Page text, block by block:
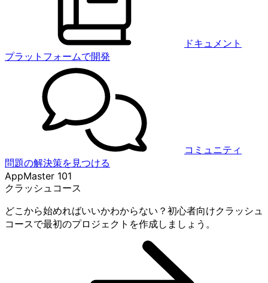
ドキュメント
プラットフォームで開発
コミュニティ
問題の解決策を見つける
AppMaster 101
クラッシュコース
どこから始めればいいかわからない？初心者向けクラッシュ
コースで最初のプロジェクトを作成しましょう。